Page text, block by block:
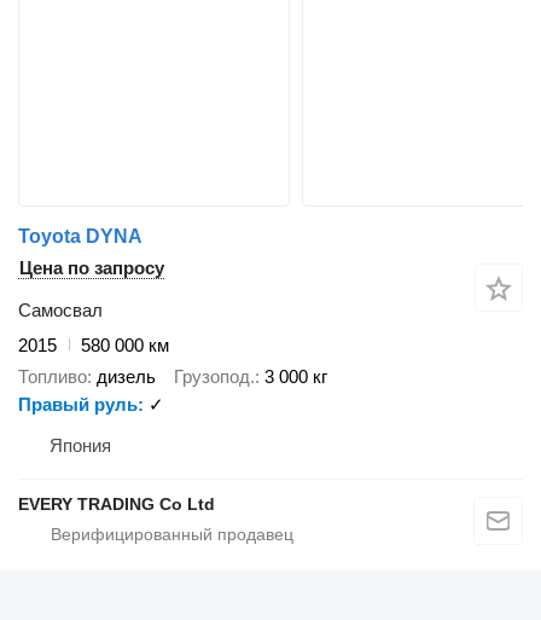
Toyota DYNA
Цена по запросу
Самосвал
2015
580 000 км
Топливо дизель Грузопод. 3 000 кг
Правый руль
✓
Япония
EVERY TRADING Co Ltd